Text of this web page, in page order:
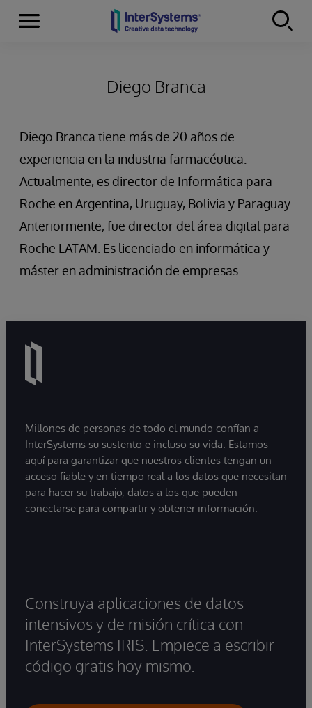
Skip to content
Secciones
Diego Branca
Diego Branca tiene más de 20 años de
experiencia en la industria farmacéutica.
Actualmente, es director de Informática para
Roche en Argentina, Uruguay, Bolivia y Paraguay.
Anteriormente, fue director del área digital para
Roche LATAM. Es licenciado en informática y
máster en administración de empresas.
Millones de personas de todo el mundo confían a
InterSystems su sustento e incluso su vida. Estamos
aquí para garantizar que nuestros clientes tengan un
acceso fiable y en tiempo real a los datos que necesitan
para hacer su trabajo, datos a los que pueden
conectarse para compartir y obtener información.
Construya aplicaciones de datos
intensivos y de misión crítica con
InterSystems IRIS. Empiece a escribir
código gratis hoy mismo.